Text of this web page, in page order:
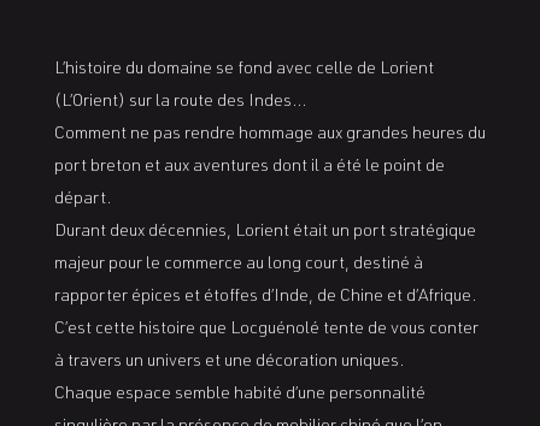
L’histoire du domaine se fond avec celle de Lorient
(L’Orient) sur la route des Indes…
Comment ne pas rendre hommage aux grandes heures du
port breton et aux aventures dont il a été le point de
départ.
Durant deux décennies, Lorient était un port stratégique
majeur pour le commerce au long court, destiné à
rapporter épices et étoffes d’Inde, de Chine et d’Afrique.
C’est cette histoire que Locguénolé tente de vous conter
à travers un univers et une décoration uniques.
Chaque espace semble habité d’une personnalité